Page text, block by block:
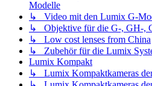
Modelle
↳ Video mit den Lumix G-
↳ Objektive für die G-, GH-,
↳ Low cost lenses from China
↳ Zubehör für die Lumix
Lumix Kompakt
↳ Lumix Kompaktkameras